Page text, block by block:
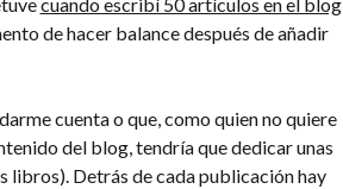
de hacer balance después de añadir
cuenta o que, como quien no quiere
del blog, tendría que dedicar unas
libros). Detrás de cada publicación hay